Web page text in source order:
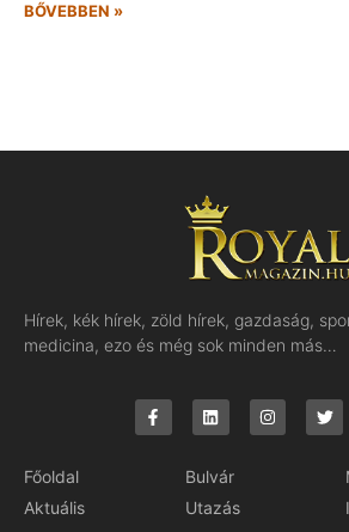
BŐVEBBEN »
Hírek, kék hírek, zöld hírek, gazdaság,
medicina, ezo és még sok minden más…
Főoldal
Aktuális
Bulvár
Utazás